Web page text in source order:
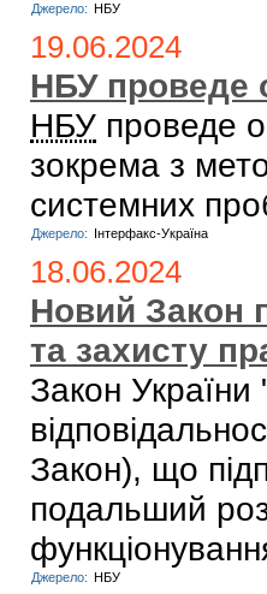
Джерело: НБУ
19.06.2024
НБУ проведе
НБУ проведе
зокрема з
системних
Джерело: Інтерфакс-Україна
18.06.2024
Новий Закон
та захисту
Закон України
Закон), що
подальший
Джерело: НБУ